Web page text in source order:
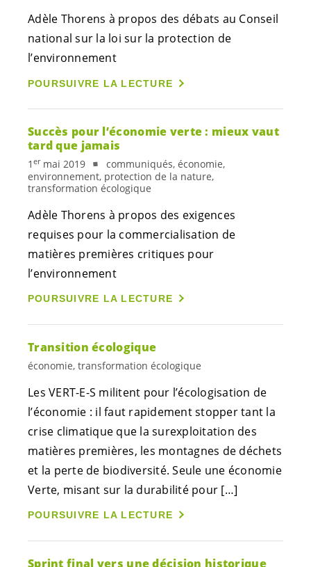
Adèle Thorens à propos des débats au Conseil
national sur la loi sur la protection de
l’environnement
POURSUIVRE LA LECTURE
Succès pour l’économie verte : mieux vaut
tard que jamais
1 ermai 2019
communiqués, économie,
environnement, protection de la nature,
transformation écologique
Adèle Thorens à propos des exigences
requises pour la commercialisation de
matières premières critiques pour
l’environnement
POURSUIVRE LA LECTURE
Transition écologique
économie, transformation écologique
Les VERT-E-S militent pour l’écologisation de
l’économie : il faut rapidement stopper tant la
crise climatique que la surexploitation des
matières premières, les montagnes de déchets
et la perte de biodiversité. Seule une économie
Verte, misant sur la durabilité pour […]
POURSUIVRE LA LECTURE
Sprint final vers une décision historique